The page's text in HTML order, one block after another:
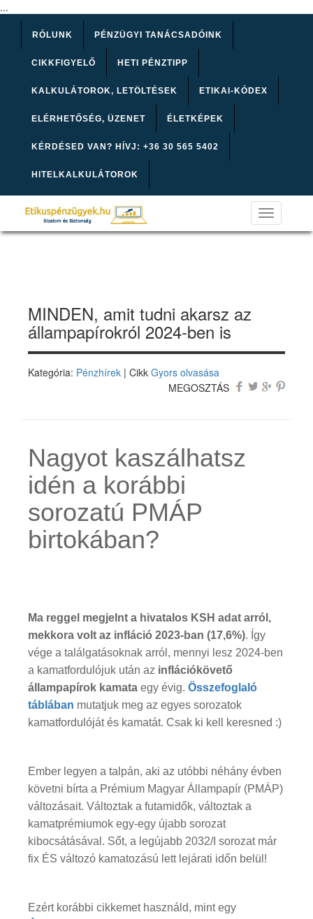
...
RÓLUNK PÉNZÜGYI TANÁCSADÓINK
CIKKFIGYELŐ HETI PÉNZTIPP
KALKULÁTOROK, LETÖLTÉSEK ETIKAI-KÓDEX
ELÉRHETŐSÉG, ÜZENET ÉLETKÉPEK
KÉRDÉSED VAN? HÍVJ: +36 30 565 5402
HITELKALKULÁTOROK
Toggle
navigation
MINDEN, amit tudni akarsz az
állampapírokról 2024-ben is
Kategória: Pénzhírek | Cikk Gyors olvasása
MEGOSZTÁS
Nagyot kaszálhatsz
idén a korábbi
sorozatú PMÁP
birtokában?
Ma reggel megjelnt a hivatalos KSH adat arról,
mekkora volt az infláció 2023-ban (17,6%). Így
vége a találgatásoknak arról, mennyi lesz 2024-ben
a kamatfordulójuk után az inflációkövető
állampapírok kamata egy évig. Összefoglaló
táblában mutatjuk meg az egyes sorozatok
kamatfordulóját és kamatát. Csak ki kell keresned :)
Ember legyen a talpán, aki az utóbbi néhány évben
követni bírta a Prémium Magyar Állampapír (PMÁP)
változásait. Változtak a futamidők, változtak a
kamatprémiumok egy-egy újabb sorozat
kibocsátásával. Sőt, a legújabb 2032/I sorozat már
fix ÉS változó kamatozású lett lejárati időn belül!
Ezért korábbi cikkemet használd, mint egy